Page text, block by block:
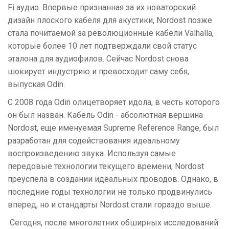
Fi аудио. Впервые признанная за их новаторский
дизайн плоского кабеля для акустики, Nordost позже
стала почитаемой за революционные кабели Valhalla,
которые более 10 лет подтверждали свой статус
эталона для аудиофилов. Сейчас Nordost снова
шокирует индустрию и превосходит саму себя,
выпуская Odin.
С 2008 года Odin олицетворяет идола, в честь которого
он был назван. Кабель Odin - абсолютная вершина
Nordost, еще именуемая Supreme Reference Range, был
разработан для содействования идеальному
воспроизведению звука. Используя самые
передовые технологии текущего времени, Nordost
преуспела в создании идеальных проводов. Однако, в
последние годы технологии не только продвинулись
вперед, но и стандарты Nordost стали гораздо выше.
Сегодня, после многолетних обширных исследований